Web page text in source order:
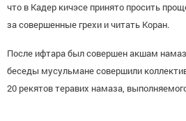
что в Кадер кичэсе принято просить
за совершенные грехи и читать Коран.
После ифтара был совершен акшам
беседы мусульмане совершили
20 рекятов теравих намаза,